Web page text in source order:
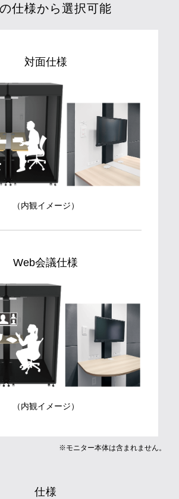
仕様から選択可能
対面仕様
（内観イメージ）
Web会議仕様
（内観イメージ）
※モニター本体は含まれません。
仕様